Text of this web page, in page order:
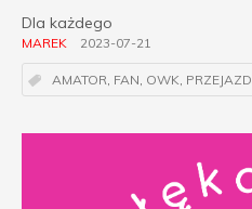
Dla każdego
MAREK 2023-07-21
AMATOR, FAN, OWK, PRZEJAZD